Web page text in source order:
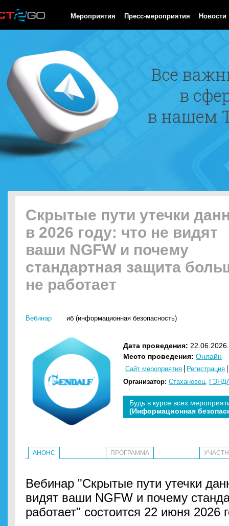
Мероприятия Пресс-мероприятия Новости
Скрытые пути утечки
в 2026 году: что не видят
ваши NGFW и почему
стандартная защита
не работает
Вебинар иб (информационная безопасность)
Дата проведения:
Место проведения: Онлайн
Сайт мероприятия
Регистрация
Организатор: Стахановец,
Будь в курсе всех
(Информационная
АНОНС ПРОГРАММА
Вебинар "Скрытые пути утечки
видят ваши NGFW и почему
работает" состоится 22 июня 2026